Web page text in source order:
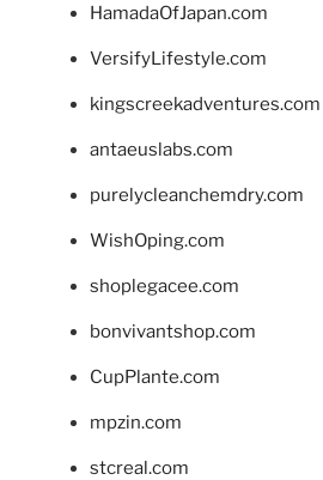
HamadaOfJapan.com
VersifyLifestyle.com
kingscreekadventures.com
antaeuslabs.com
purelycleanchemdry.com
WishOping.com
shoplegacee.com
bonvivantshop.com
CupPlante.com
mpzin.com
stcreal.com